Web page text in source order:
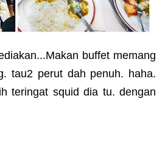
buffet memang
tau2 perut dah penuh. haha.
teringat squid dia tu. dengan